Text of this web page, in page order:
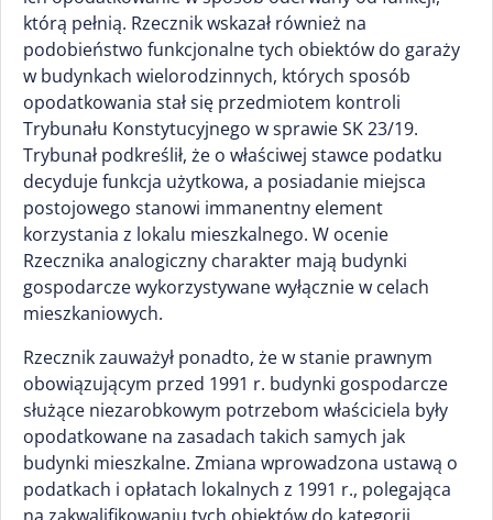
którą pełnią. Rzecznik wskazał również na
podobieństwo funkcjonalne tych obiektów do garaży
w budynkach wielorodzinnych, których sposób
opodatkowania stał się przedmiotem kontroli
Trybunału Konstytucyjnego w sprawie SK 23/19.
Trybunał podkreślił, że o właściwej stawce podatku
decyduje funkcja użytkowa, a posiadanie miejsca
postojowego stanowi immanentny element
korzystania z lokalu mieszkalnego. W ocenie
Rzecznika analogiczny charakter mają budynki
gospodarcze wykorzystywane wyłącznie w celach
mieszkaniowych.
Rzecznik zauważył ponadto, że w stanie prawnym
obowiązującym przed 1991 r. budynki gospodarcze
służące niezarobkowym potrzebom właściciela były
opodatkowane na zasadach takich samych jak
budynki mieszkalne. Zmiana wprowadzona ustawą o
podatkach i opłatach lokalnych z 1991 r., polegająca